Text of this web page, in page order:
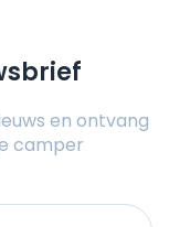
en ontvang
camper